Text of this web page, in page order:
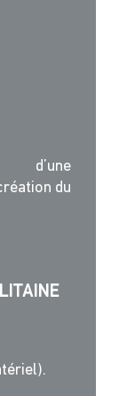
d’une
du